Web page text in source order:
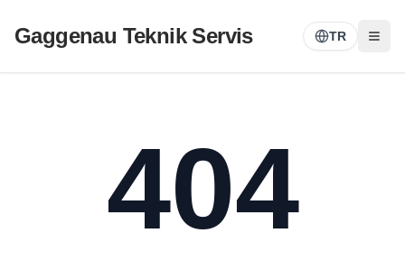
Gaggenau Teknik Servis TR
404